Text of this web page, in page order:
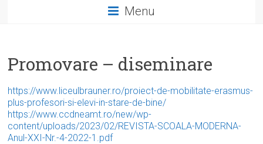
Menu
Promovare – diseminare
https://www.liceulbrauner.ro/proiect-de-mobilitate-erasmus-
plus-profesori-si-elevi-in-stare-de-bine/
https://www.ccdneamt.ro/new/wp-
content/uploads/2023/02/REVISTA-SCOALA-MODERNA-
Anul-XXI-Nr.-4-2022-1.pdf